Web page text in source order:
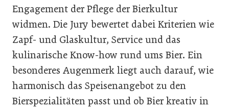
Engagement der Pflege der Bierkultur
widmen. Die Jury bewertet dabei Kriterien wie
Zapf- und Glaskultur, Service und das
kulinarische Know-how rund ums Bier. Ein
besonderes Augenmerk liegt auch darauf, wie
harmonisch das Speisenangebot zu den
Bierspezialitäten passt und ob Bier kreativ in